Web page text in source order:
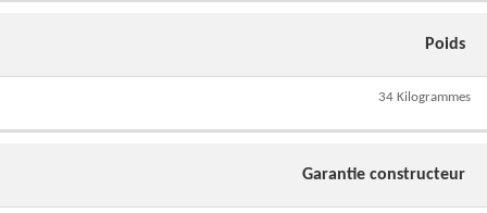
Poids
34 Kilogrammes
Garantie constructeur